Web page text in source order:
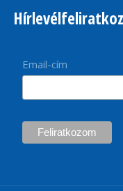
Email-cím